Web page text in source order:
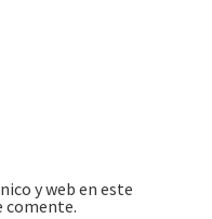
y web en este
comente.